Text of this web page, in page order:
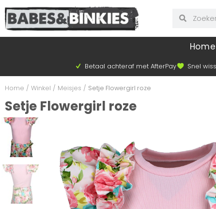
Home
Betaal achteraf met AfterPay Snel
Home / Winkel / Meisjes / Setje Flowergirl roze
Setje Flowergirl roze